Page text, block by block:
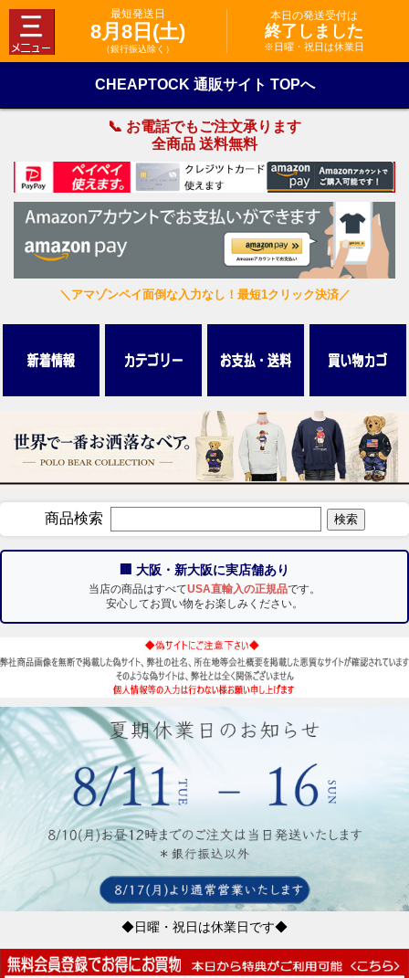
最短発送日
8月8日(土)
（銀行振込除く）
本日の発送受付は
終了しました
※日曜・祝日は休業日
CHEAPTOCK 通販サイト TOPへ
📞 お電話でもご注文承ります
全商品 送料無料
＼アマゾンペイ面倒な入力なし！最短1クリック決済／
商品検索
🏢 大阪・新大阪に実店舗あり
当店の商品はすべてUSA直輸入の正規品です。
安心してお買い物をお楽しみください。
◆日曜・祝日は休業日です◆